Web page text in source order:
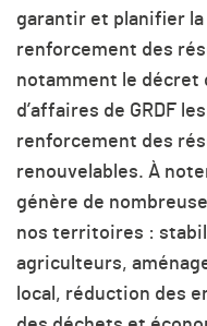
garantir et planifier
renforcement des
notamment le décret
d’affaires de GRDF
renforcement des
renouvelables. À
génère de
nos territoires :
agriculteurs,
local, réduction des